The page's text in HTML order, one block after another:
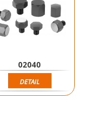
02040
DETAIL